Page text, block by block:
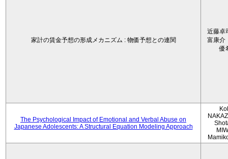
家計の賃金予想の形成メカニズム : 物価予想との連関
近藤卓
富康介
優
The Psychological Impact of Emotional and Verbal Abuse on
Japanese Adolescents: A Structural Equation Modeling Approach